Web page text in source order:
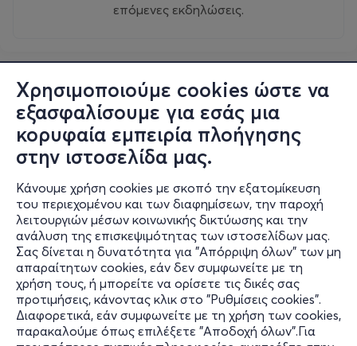
Χρησιμοποιούμε cookies ώστε να
εξασφαλίσουμε για εσάς μια
κορυφαία εμπειρία πλοήγησης
στην ιστοσελίδα μας.
Κάνουμε χρήση cookies με σκοπό την εξατομίκευση
του περιεχομένου και των διαφημίσεων, την παροχή
λειτουργιών μέσων κοινωνικής δικτύωσης και την
ανάλυση της επισκεψιμότητας των ιστοσελίδων μας.
Σας δίνεται η δυνατότητα για "Απόρριψη όλων" των μη
απαραίτητων cookies, εάν δεν συμφωνείτε με τη
χρήση τους, ή μπορείτε να ορίσετε τις δικές σας
προτιμήσεις, κάνοντας κλικ στο "Ρυθμίσεις cookies".
Διαφορετικά, εάν συμφωνείτε με τη χρήση των cookies,
παρακαλούμε όπως επιλέξετε "Αποδοχή όλων".Για
επόμενες εκδηλώσεις.
Πληροφορίες
Υποστήριξη
Stay Connected